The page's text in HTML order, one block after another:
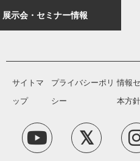
展示会・セミナー情報
サイトマ
ップ
プライバシーポリ
シー
情報
本方針